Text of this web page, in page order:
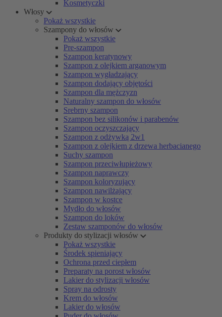
Kosmetyczki
Włosy
Pokaż wszystkie
Szampony do włosów
Pokaż wszystkie
Pre-szampon
Szampon keratynowy
Szampon z olejkiem arganowym
Szampon wygładzający
Szampon dodający objętości
Szampon dla mężczyzn
Naturalny szampon do włosów
Srebrny szampon
Szampon bez silikonów i parabenów
Szampon oczyszczający
Szampon z odżywką 2w1
Szampon z olejkiem z drzewa herbacianego
Suchy szampon
Szampon przeciwłupieżowy
Szampon naprawczy
Szampon koloryzujący
Szampon nawilżający
Szampon w kostce
Mydło do włosów
Szampon do loków
Zestaw szamponów do włosów
Produkty do stylizacji włosów
Pokaż wszystkie
Środek spieniający
Ochrona przed ciepłem
Preparaty na porost włosów
Lakier do stylizacji włosów
Spray na odrosty
Krem do włosów
Lakier do włosów